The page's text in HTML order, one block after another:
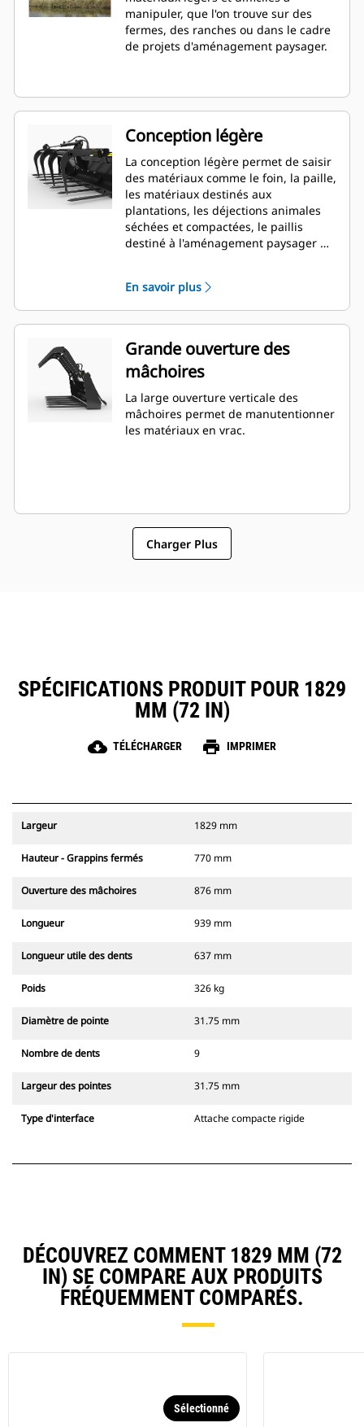
manipuler, que l'on trouve sur des
fermes, des ranches ou dans le cadre
de projets d'aménagement paysager.
Conception légère
La conception légère permet de saisir
des matériaux comme le foin, la paille,
les matériaux destinés aux
plantations, les déjections animales
séchées et compactées, le paillis
destiné à l'aménagement paysager et
En savoir plus
Grande ouverture des
mâchoires
La large ouverture verticale des
mâchoires permet de manutentionner
les matériaux en vrac.
Charger Plus
SPÉCIFICATIONS PRODUIT POUR 1829
MM (72 IN)
cloud_download TÉLÉCHARGER print IMPRIMER
Largeur 1829 mm
Hauteur - Grappins fermés 770 mm
Ouverture des mâchoires 876 mm
Longueur 939 mm
Longueur utile des dents 637 mm
Poids 326 kg
Diamètre de pointe 31.75 mm
Nombre de dents 9
Largeur des pointes 31.75 mm
Type d'interface Attache compacte rigide
DÉCOUVREZ COMMENT 1829 MM (72
IN) SE COMPARE AUX PRODUITS
FRÉQUEMMENT COMPARÉS.
Sélectionné